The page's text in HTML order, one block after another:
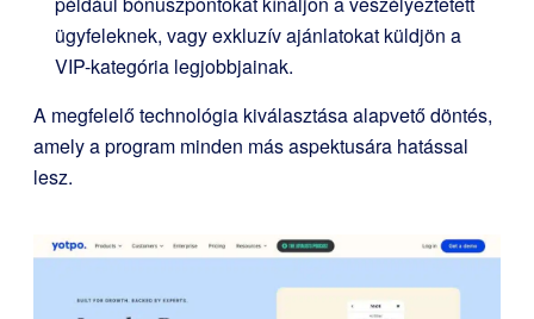
ügyfeleknek, vagy exkluzív ajánlatokat küldjön a
VIP-kategória legjobbjainak.
A megfelelő technológia kiválasztása alapvető döntés,
amely a program minden más aspektusára hatással
lesz.